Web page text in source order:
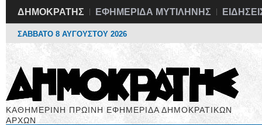
ΔΗΜΟΚΡΑΤΗΣ ΕΦΗΜΕΡΙΔΑ ΜΥΤΙΛΗΝΗΣ
ΣΑΒΒΑΤΟ 8 ΑΥΓΟΥΣΤΟΥ 2026
ΚΑΘΗΜΕΡΙΝΗ ΠΡΩΙΝΗ ΕΦΗΜΕΡΙΔΑ ΔΗΜΟΚΡΑΤΙΚΩΝ
ΑΡΧΩΝ